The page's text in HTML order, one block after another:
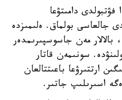
دامىتۋعا
جالعاسى بولماق. ەلىمىزدە
بالالار مەن جاسوسپىرىمدەر
سونىمەن قاتار
ارتتىرۋعا باعىتتالعان
اسىرىلىپ جاتىر.